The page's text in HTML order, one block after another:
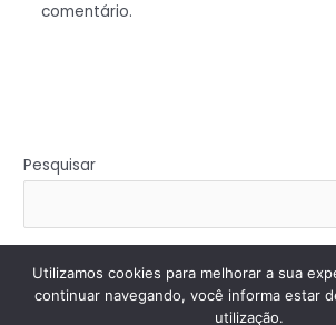
comentário.
Pesquisar
Copyright © 2026 | Powered by Tema
Utilizamos cookies para melhorar a sua
continuar navegando, você informa estar
utilização.